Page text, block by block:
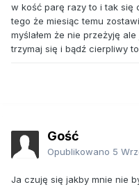
w kość parę razy to i tak się
tego że miesiąc temu
myślałem że nie przeżyję
trzymaj się i bądź cierpliwy
Gość
Opublikowano 5
Ja czuję się jakby mnie nie